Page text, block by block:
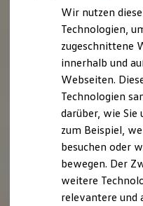
ID. EVERY1
Reichweite
Reichweite
Laden
Laden
Laden
Sicherheit
Garantie
Wir nutzen
Technologien,
zugeschnittene
innerhalb und
Webseiten.
Technologien
darüber, wie Sie
zum Beispiel,
besuchen oder
bewegen. Der
weitere
relevantere und